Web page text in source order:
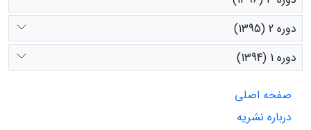
دوره 2 (1395)
دوره 1 (1394)
صفحه اصلی
درباره نشریه